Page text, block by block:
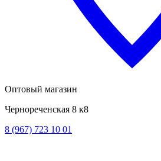
Оптовый магазин
Чернореченская 8 к8
8 (967) 723 10 01